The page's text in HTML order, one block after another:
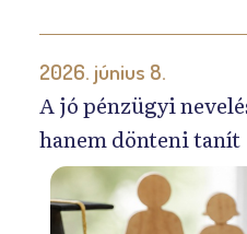
2026. június 8.
A jó pénzügyi
hanem dönteni tanít